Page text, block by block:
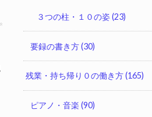
３つの柱・１０の姿(23)
要録の書き方(30)
残業・持ち帰り０の働き方(165)
ピアノ・音楽 (90)